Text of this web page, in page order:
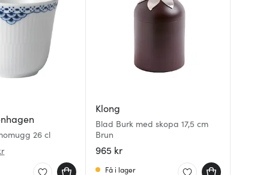
26 cl
Klong
Blad Burk med skopa 17,5 cm
Brun
965 kr
Få i lager